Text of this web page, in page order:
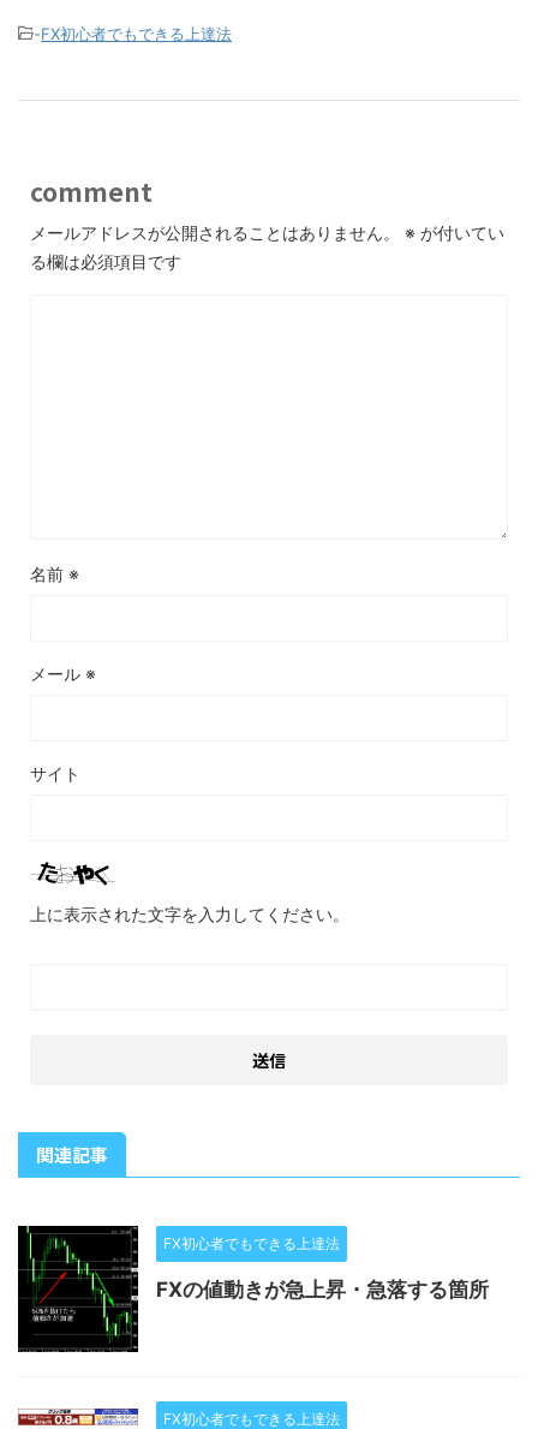
-FX初心者でもできる上達法
comment
メールアドレスが公開されることはありません。 ※ が付いてい
る欄は必須項目です
名前 ※
メール ※
サイト
上に表示された文字を入力してください。
関連記事
FX初心者でもできる上達法
FXの値動きが急上昇・急落する箇所
FX初心者でもできる上達法